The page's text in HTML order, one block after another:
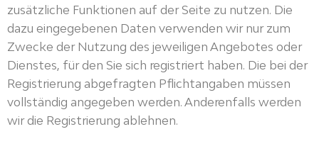
zusätzliche Funktionen auf der Seite zu nutzen. Die
dazu eingegebenen Daten verwenden wir nur zum
Zwecke der Nutzung des jeweiligen Angebotes oder
Dienstes, für den Sie sich registriert haben. Die bei der
Registrierung abgefragten Pflichtangaben müssen
vollständig angegeben werden. Anderenfalls werden
wir die Registrierung ablehnen.